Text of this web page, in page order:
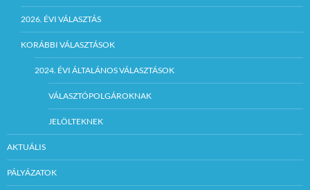
2026. ÉVI VÁLASZTÁS
KORÁBBI VÁLASZTÁSOK
2024. ÉVI ÁLTALÁNOS VÁLASZTÁSOK
VÁLASZTÓPOLGÁROKNAK
JELÖLTEKNEK
AKTUÁLIS
PÁLYÁZATOK